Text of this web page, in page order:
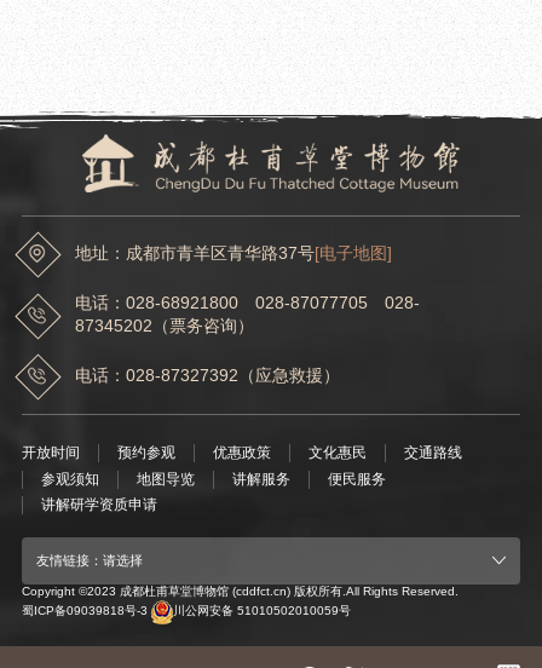
2021.05.21
成都杜甫草堂博物馆开展“5·18国际博物馆日及“5·19中国旅游日”系列活动
地址：成都市青羊区青华路37号[电子地图]
电话：028-68921800 028-87077705 028-
87345202（票务咨询）
电话：028-87327392（应急救援）
开放时间 预约参观 优惠政策 文化惠民
交通路线
参观须知
地图导览 讲解服务
便民服务
讲解研学资质申请
友情链接：请选择
Copyright ©2023 成都杜甫草堂博物馆 (cddfct.cn) 版权所有.All Rights Reserved.
蜀ICP备09039818号-3
川公网安备 51010502010059号